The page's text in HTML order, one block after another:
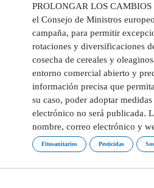
PROLONGAR LOS CAMBIOS
el Consejo de Ministros
campaña, para permitir
rotaciones y diversificaciones
cosecha de cereales y
entorno comercial abierto y
información precisa que
su caso, poder adoptar
electrónico no será publicada.
nombre, correo electrónico y
Fitosanitarios Pesticidas